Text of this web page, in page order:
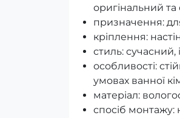
оригінальний
призначення:
кріплення:
стиль: сучасний,
особливості:
умовах ванної
матеріал:
спосіб монтажу: